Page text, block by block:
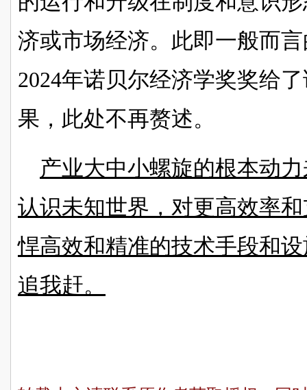
济或市场经济。此即一般而
2024年诺贝尔经济学奖奖给
果，此处不再赘述。
产业大中小螺旋的根本动
认识未知世界，对更高效率
悍高效和精准的技术手段和
追我赶。